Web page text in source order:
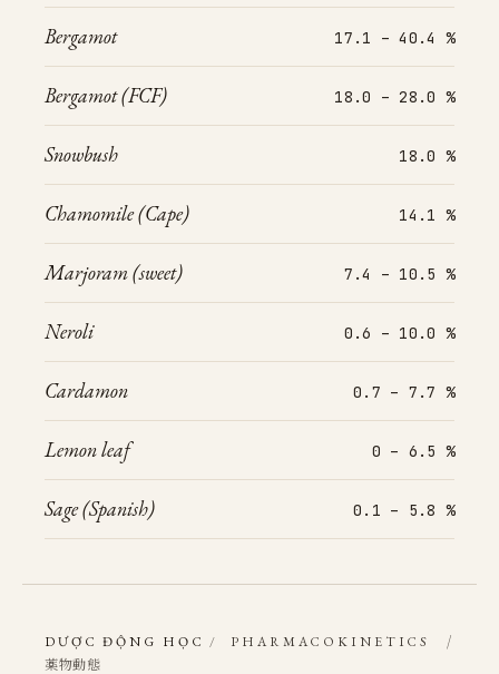
Bergamot 17.1 – 40.4 %
Bergamot (FCF) 18.0 – 28.0 %
Snowbush 18.0 %
Chamomile (Cape) 14.1 %
Marjoram (sweet) 7.4 – 10.5 %
Neroli 0.6 – 10.0 %
Cardamon 0.7 – 7.7 %
Lemon leaf 0 – 6.5 %
Sage (Spanish) 0.1 – 5.8 %
DƯỢC ĐỘNG HỌC/ PHARMACOKINETICS
/
薬物動態